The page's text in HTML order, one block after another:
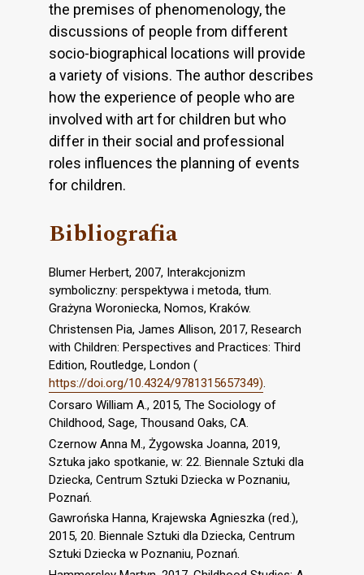
the premises of phenomenology, the
discussions of people from different
socio-biographical locations will provide
a variety of visions. The author describes
how the experience of people who are
involved with art for children but who
differ in their social and professional
roles influences the planning of events
for children.
Bibliografia
Blumer Herbert, 2007, Interakcjonizm
symboliczny: perspektywa i metoda, tłum.
Grażyna Woroniecka, Nomos, Kraków.
Christensen Pia, James Allison, 2017, Research
with Children: Perspectives and Practices: Third
Edition, Routledge, London (
https://doi.org/10.4324/9781315657349).
Corsaro William A., 2015, The Sociology of
Childhood, Sage, Thousand Oaks, CA.
Czernow Anna M., Żygowska Joanna, 2019,
Sztuka jako spotkanie, w: 22. Biennale Sztuki dla
Dziecka, Centrum Sztuki Dziecka w Poznaniu,
Poznań.
Gawrońska Hanna, Krajewska Agnieszka (red.),
2015, 20. Biennale Sztuki dla Dziecka, Centrum
Sztuki Dziecka w Poznaniu, Poznań.